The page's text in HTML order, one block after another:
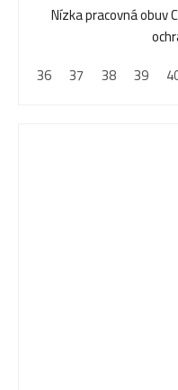
Nízka pracovná obuv
36
37 38 39